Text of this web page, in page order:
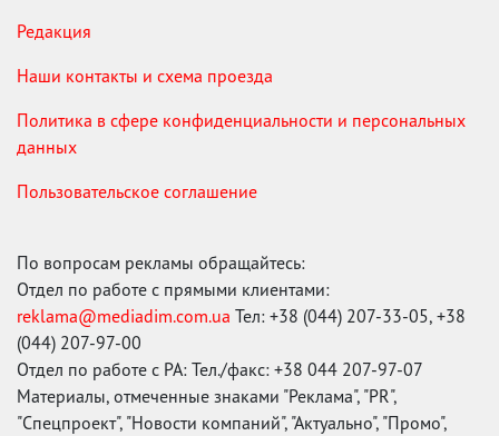
Редакция
Наши контакты и схема проезда
Политика в сфере конфиденциальности и персональных
данных
Пользовательское соглашение
По вопросам рекламы обращайтесь:
Отдел по работе с прямыми клиентами:
reklama@mediadim.com.ua Тел: +38 (044) 207-33-05, +38
(044) 207-97-00
Отдел по работе с РА: Тел./факс: +38 044 207-97-07
Материалы, отмеченные знаками "Реклама", "PR",
"Спецпроект", "Новости компаний", "Актуально", "Промо",